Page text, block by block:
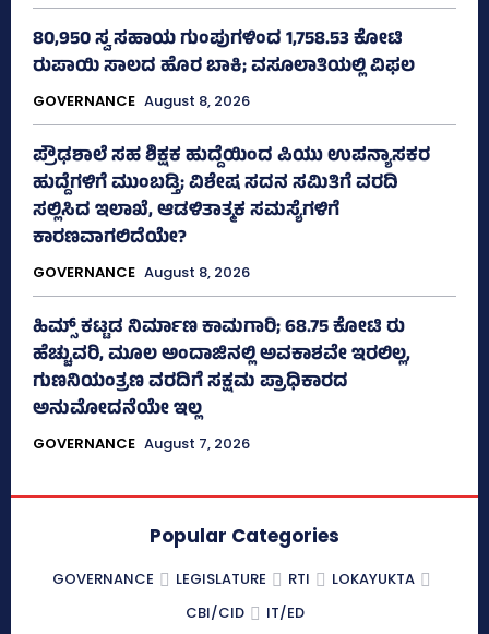
80,950 ಸ್ವ ಸಹಾಯ ಗುಂಪುಗಳಿಂದ 1,758.53 ಕೋಟಿ
ರುಪಾಯಿ ಸಾಲದ ಹೊರ ಬಾಕಿ; ವಸೂಲಾತಿಯಲ್ಲಿ ವಿಫಲ
GOVERNANCE August 8, 2026
ಪ್ರೌಢಶಾಲೆ ಸಹ ಶಿಕ್ಷಕ ಹುದ್ದೆಯಿಂದ ಪಿಯು ಉಪನ್ಯಾಸಕರ
ಹುದ್ದೆಗಳಿಗೆ ಮುಂಬಡ್ತಿ; ವಿಶೇಷ ಸದನ ಸಮಿತಿಗೆ ವರದಿ
ಸಲ್ಲಿಸಿದ ಇಲಾಖೆ, ಆಡಳಿತಾತ್ಮಕ ಸಮಸ್ಯೆಗಳಿಗೆ
ಕಾರಣವಾಗಲಿದೆಯೇ?
GOVERNANCE August 8, 2026
ಹಿಮ್ಸ್‌ ಕಟ್ಟಡ ನಿರ್ಮಾಣ ಕಾಮಗಾರಿ; 68.75 ಕೋಟಿ ರು
ಹೆಚ್ಚುವರಿ, ಮೂಲ ಅಂದಾಜಿನಲ್ಲಿ ಅವಕಾಶವೇ ಇರಲಿಲ್ಲ,
ಗುಣನಿಯಂತ್ರಣ ವರದಿಗೆ ಸಕ್ಷಮ ಪ್ರಾಧಿಕಾರದ
ಅನುಮೋದನೆಯೇ ಇಲ್ಲ
GOVERNANCE August 7, 2026
Popular Categories
GOVERNANCE LEGISLATURE RTI
LOKAYUKTA
CBI/CID
IT/ED